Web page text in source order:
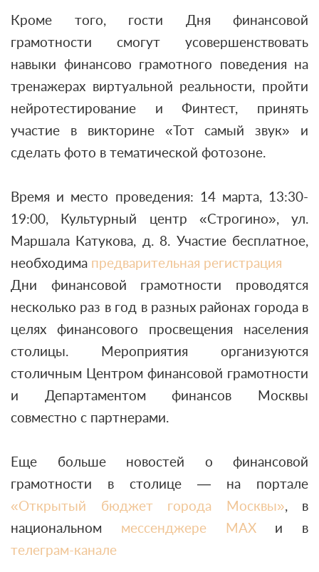
Кроме того, гости Дня финансовой
грамотности смогут усовершенствовать
навыки финансово грамотного поведения на
тренажерах виртуальной реальности, пройти
нейротестирование и Финтест, принять
участие в викторине «Тот самый звук» и
сделать фото в тематической фотозоне.
Время и место проведения: 14 марта, 13:30-
19:00, Культурный центр «Строгино», ул.
Маршала Катукова, д. 8. Участие бесплатное,
необходима предварительная регистрация
Дни финансовой грамотности проводятся
несколько раз в год в разных районах города в
целях финансового просвещения населения
столицы. Мероприятия организуются
столичным Центром финансовой грамотности
и Департаментом финансов Москвы
совместно с партнерами.
Еще больше новостей о финансовой
грамотности в столице — на портале
«Открытый бюджет города Москвы», в
национальном мессенджере МАХи в
телеграм-канале